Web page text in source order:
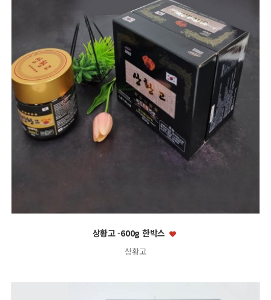
상황고 -600g 한박스
상황고